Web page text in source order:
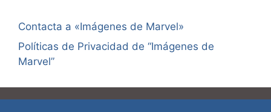
Contacta a «Imágenes de Marvel»
Políticas de Privacidad de “Imágenes de
Marvel”